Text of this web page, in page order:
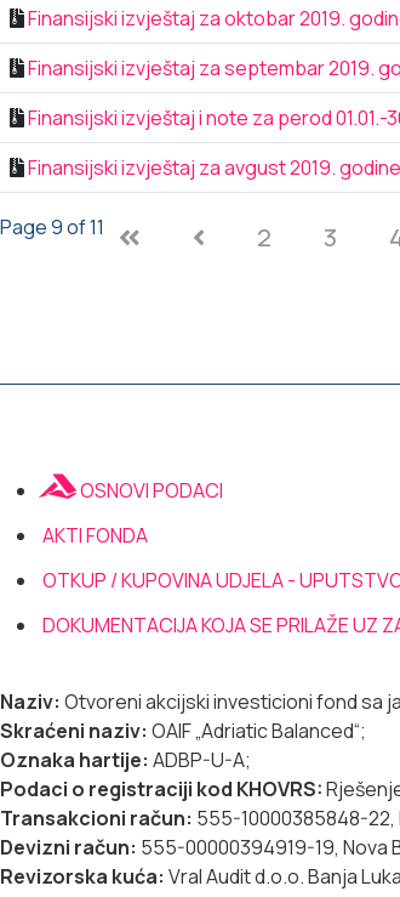
Finansijski izvještaj za oktobar 2019.
Finansijski izvještaj za septembar 2019.
Finansijski izvještaj i note za perod 01.01.-
Finansijski izvještaj za avgust 2019. godine
Page 9 of 11 2 3
OSNOVI PODACI
AKTI FONDA
OTKUP / KUPOVINA UDJELA -
DOKUMENTACIJA KOJA SE PRILAŽE UZ
Naziv: Otvoreni akcijski investicioni fond sa
Skraćeni naziv: OAIF „Adriatic Balanced“;
Oznaka hartije: ADBP-U-A;
Podaci o registraciji kod KHOVRS:
Transakcioni račun: 555-10000385848-22,
Devizni račun: 555-00000394919-19, Nova
Revizorska kuća: Vral Audit d.o.o. Banja